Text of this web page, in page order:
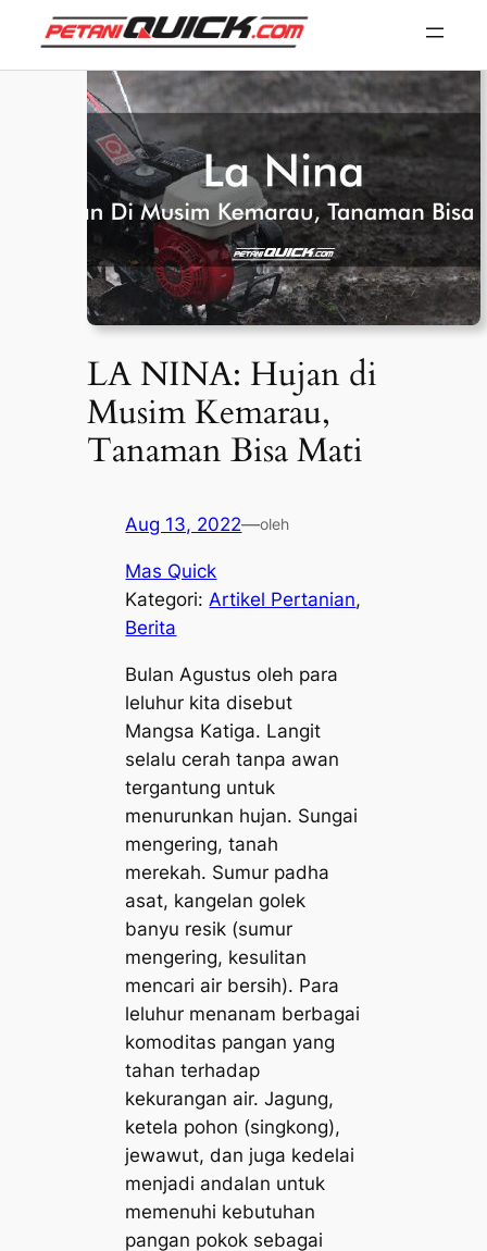
LA NINA: Hujan di
Musim Kemarau,
Tanaman Bisa Mati
Aug 13, 2022—oleh
Mas Quick
Kategori: Artikel Pertanian
Berita
Bulan Agustus oleh para
leluhur kita disebut
Mangsa Katiga. Langit
selalu cerah tanpa awan
tergantung untuk
menurunkan hujan. Sungai
mengering, tanah
merekah. Sumur padha
asat, kangelan golek
banyu resik (sumur
mengering, kesulitan
mencari air bersih). Para
leluhur menanam berbagai
komoditas pangan yang
tahan terhadap
kekurangan air. Jagung,
ketela pohon (singkong),
jewawut, dan juga kedelai
menjadi andalan untuk
memenuhi kebutuhan
pangan pokok sebagai